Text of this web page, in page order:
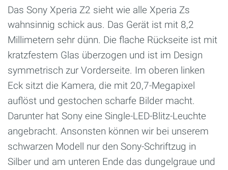
Das Sony Xperia Z2 sieht wie alle Xperia Zs
wahnsinnig schick aus. Das Gerät ist mit 8,2
Millimetern sehr dünn. Die flache Rückseite ist mit
kratzfestem Glas überzogen und ist im Design
symmetrisch zur Vorderseite. Im oberen linken
Eck sitzt die Kamera, die mit 20,7-Megapixel
auflöst und gestochen scharfe Bilder macht.
Darunter hat Sony eine Single-LED-Blitz-Leuchte
angebracht. Ansonsten können wir bei unserem
schwarzen Modell nur den Sony-Schriftzug in
Silber und am unteren Ende das dungelgraue und